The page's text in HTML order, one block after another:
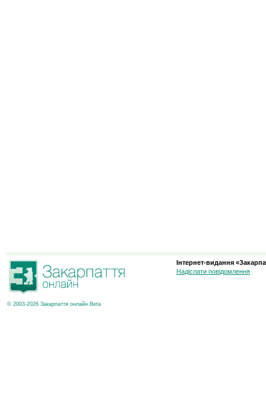
© 2003-2026 Закарпаття онлайн Beta
Інтернет-видання
Надіслати повідомлення